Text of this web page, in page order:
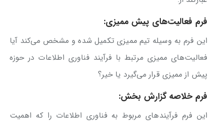
فرم فعالیت‌های پیش ممیزی:
این فرم به وسیله تیم ممیزی تکمیل شده و مشخص می‌کند آیا
فعالیت‌های ممیزی مرتبط با فرآیند فناوری اطلاعات در حوزه
پیش از ممیزی قرار می‌گیرد یا خیر؟
فرم خلاصه گزارش بخش:
این فرم فرآیندهای مربوط به فناوری اطلاعات را که اهمیت